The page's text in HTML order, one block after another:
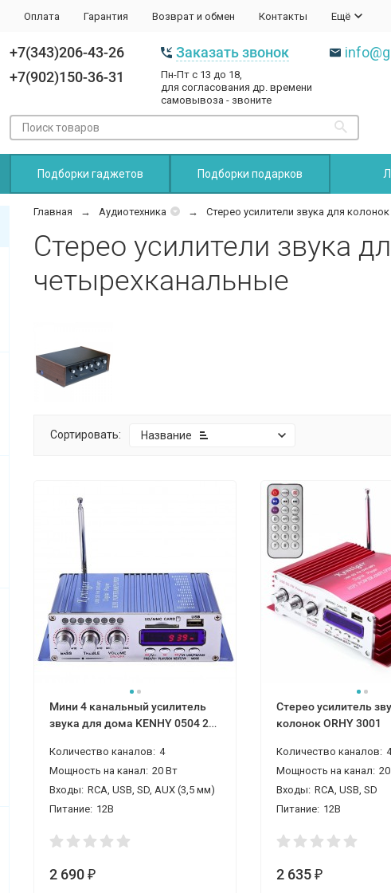
Оплата Гарантия Возврат и обмен Контакты Ещё
+7(343)206-43-26
+7(902)150-36-31
Заказать звонок
Пн-Пт с 13 до 18,
для согласования др. времени
самовывоза - звоните
Подборки гаджетов Подборки подарков
Главная Аудиотехника Стерео усилители звука для
Стерео усилители звука
четырехканальные
Сортировать: Название
Мини 4 канальный усилитель
звука для дома KENHY 0504 20
Количество каналов: 4
Мощность на канал: 20 Вт
Входы: RCA, USB, SD, AUX (3,5 мм)
Питание: 12В
2 690 ₽
Стерео усилитель
колонок ORHY 3001
Количество каналов:
Мощность на канал:
Входы: RCA, USB, SD
Питание: 12В
2 635 ₽